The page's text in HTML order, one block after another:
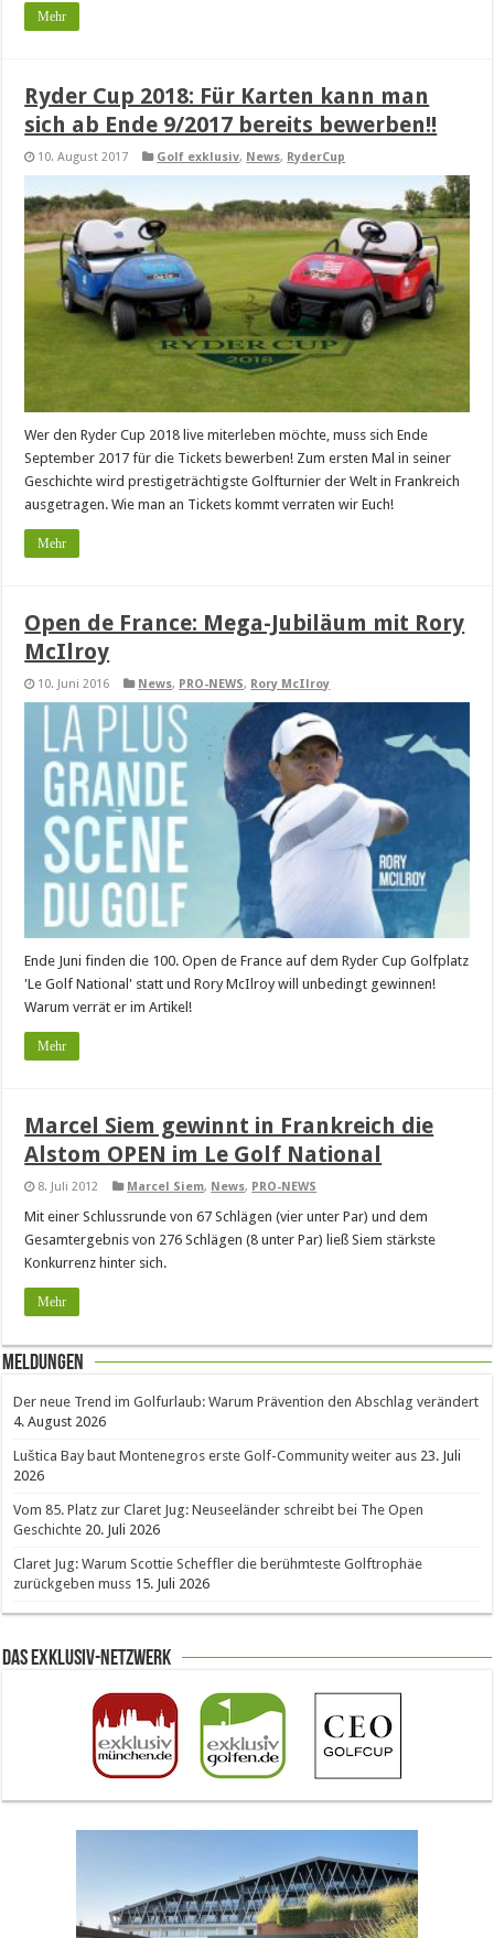
Mehr
Ryder Cup 2018: Für Karten kann man
sich ab Ende 9/2017 bereits bewerben!!
10. August 2017 Golf exklusiv, News, RyderCup
Wer den Ryder Cup 2018 live miterleben möchte, muss sich Ende
September 2017 für die Tickets bewerben! Zum ersten Mal in seiner
Geschichte wird prestigeträchtigste Golfturnier der Welt in Frankreich
ausgetragen. Wie man an Tickets kommt verraten wir Euch!
Mehr
Open de France: Mega-Jubiläum mit Rory
McIlroy
10. Juni 2016 News, PRO-NEWS, Rory McIlroy
Ende Juni finden die 100. Open de France auf dem Ryder Cup Golfplatz
'Le Golf National' statt und Rory McIlroy will unbedingt gewinnen!
Warum verrät er im Artikel!
Mehr
Marcel Siem gewinnt in Frankreich die
Alstom OPEN im Le Golf National
8. Juli 2012 Marcel Siem, News, PRO-NEWS
Mit einer Schlussrunde von 67 Schlägen (vier unter Par) und dem
Gesamtergebnis von 276 Schlägen (8 unter Par) ließ Siem stärkste
Konkurrenz hinter sich.
Mehr
Meldungen
Der neue Trend im Golfurlaub: Warum Prävention den Abschlag verändert
4. August 2026
Luštica Bay baut Montenegros erste Golf-Community weiter aus 23. Juli
2026
Vom 85. Platz zur Claret Jug: Neuseeländer schreibt bei The Open
Geschichte 20. Juli 2026
Claret Jug: Warum Scottie Scheffler die berühmteste Golftrophäe
zurückgeben muss 15. Juli 2026
Das Exklusiv-Netzwerk